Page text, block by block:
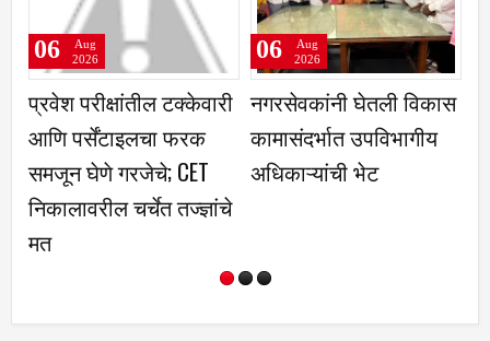
प्रवेश परीक्षांतील टक्केवारी
आणि पर्सेंटाइलचा फरक
समजून घेणे गरजेचे; CET
निकालावरील चर्चेत तज्ज्ञांचे
मत
06
Aug
2026
नगरसेवकांनी घेतली विकास
कामासंदर्भात उपविभागीय
अधिकाऱ्यांची भेट
06
Aug
2026